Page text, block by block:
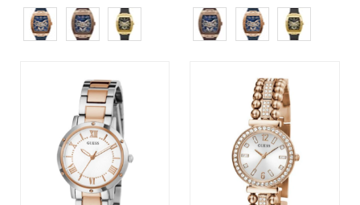
วันที่
จาก
เก่าไป
วันที่
จาก
ใหม่ไป
เก่า
Blue Brown Black Brown Blue Black